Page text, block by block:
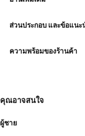
PERFORMANCE: ค
อุณหภูมิ ระบายอากาศ
ส่วนประกอบ และข้อแนะ
ความพร้อมของร้านค้า
คุณอาจสนใจ
ผู้ชาย